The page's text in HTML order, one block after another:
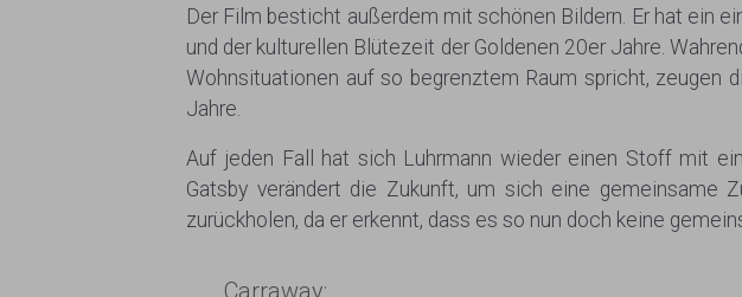
Der Film besticht außerdem mit schönen Bildern. Er hat ein
und der kulturellen Blütezeit der Goldenen 20er Jahre.
Wohnsituationen auf so begrenztem Raum spricht, zeugen
Jahre.
Auf jeden Fall hat sich Luhrmann wieder einen Stoff mit
Gatsby verändert die Zukunft, um sich eine gemeinsame
zurückholen, da er erkennt, dass es so nun doch keine
Carraway: